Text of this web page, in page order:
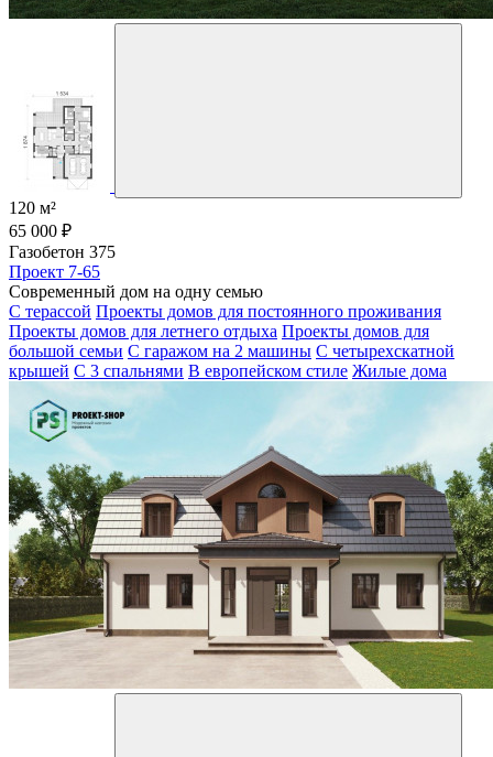
120 м²
65 000 ₽
Газобетон 375
Проект 7-65
Современный дом на одну семью
С терассой Проекты домов для постоянного проживания
Проекты домов для летнего отдыха Проекты домов для
большой семьи С гаражом на 2 машины С четырехскатной
крышей С 3 спальнями В европейском стиле Жилые дома